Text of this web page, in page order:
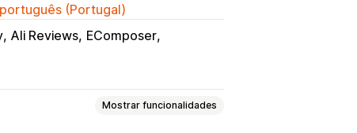
(Portugal)
Ali Reviews EComposer
Mostrar funcionalidades